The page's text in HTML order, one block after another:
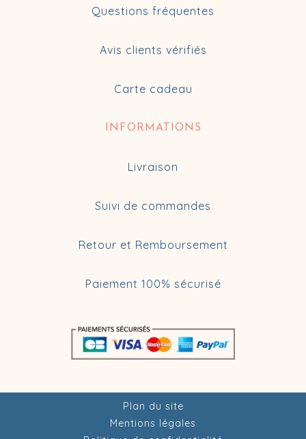
Questions fréquentes
Avis clients vérifiés
Carte cadeau
INFORMATIONS
Livraison
Suivi de commandes
Retour et Remboursement
Paiement 100% sécurisé
Plan du site
Mentions légales